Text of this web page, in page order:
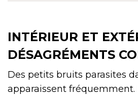
INTÉRIEUR ET
DÉSAGRÉMENTS
Des petits bruits parasites
apparaissent fréquemment.